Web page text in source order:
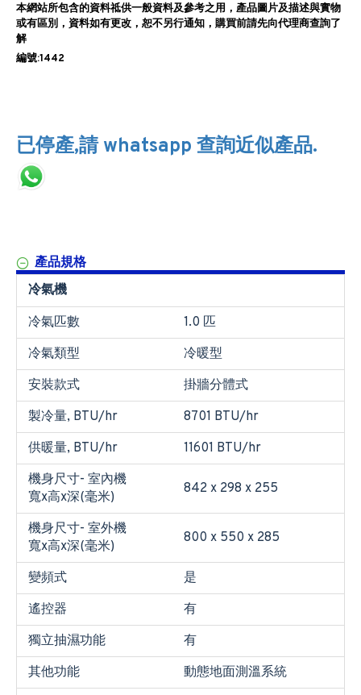
本網站所包含的資料祗供一般資料及參考之用，產品圖片及描述與實物
或有區別，資料如有更改，恕不另行通知，購買前請先向代理商查詢了
解
編號:1442
已停產,請 whatsapp 查詢近似產品.
產品規格
冷氣機
冷氣匹數
1.0 匹
冷氣類型
冷暖型
安裝款式
掛牆分體式
製冷量, BTU/hr
8701 BTU/hr
供暖量, BTU/hr
11601 BTU/hr
機身尺寸- 室內機
寬x高x深(毫米)
842 x 298 x 255
機身尺寸- 室外機
寬x高x深(毫米)
800 x 550 x 285
變頻式
是
遙控器
有
獨立抽濕功能
有
其他功能
動態地面測溫系統